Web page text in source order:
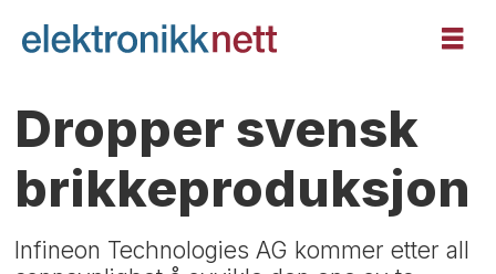
Dropper svensk
brikkeproduksjon
Infineon Technologies AG kommer etter all